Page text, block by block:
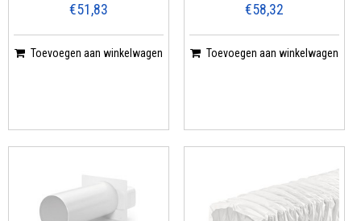
€51,83
Toevoegen aan winkelwagen
€58,32
Toevoegen aan winkelwagen